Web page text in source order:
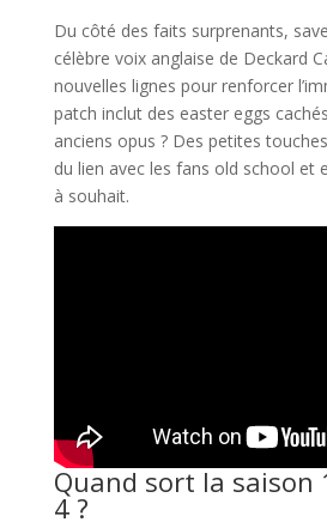
Du côté des faits surprenants,
célèbre voix anglaise de Deckard
nouvelles lignes pour renforcer
patch inclut des easter eggs
anciens opus ? Des petites
du lien avec les fans old school et
à souhait.
Quand sort la saison
4 ?